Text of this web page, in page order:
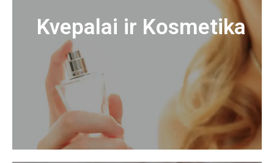
Kvepalai ir Kosmetika